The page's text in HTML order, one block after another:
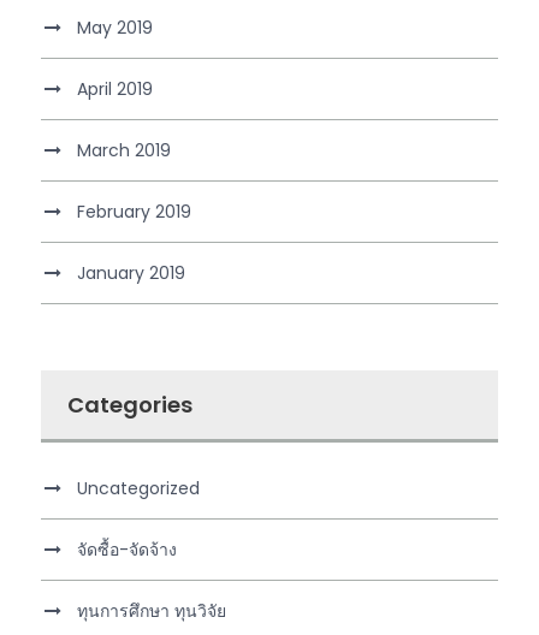
May 2019
April 2019
March 2019
February 2019
January 2019
Categories
Uncategorized
จัดซื้อ-จัดจ้าง
ทุนการศึกษา ทุนวิจัย